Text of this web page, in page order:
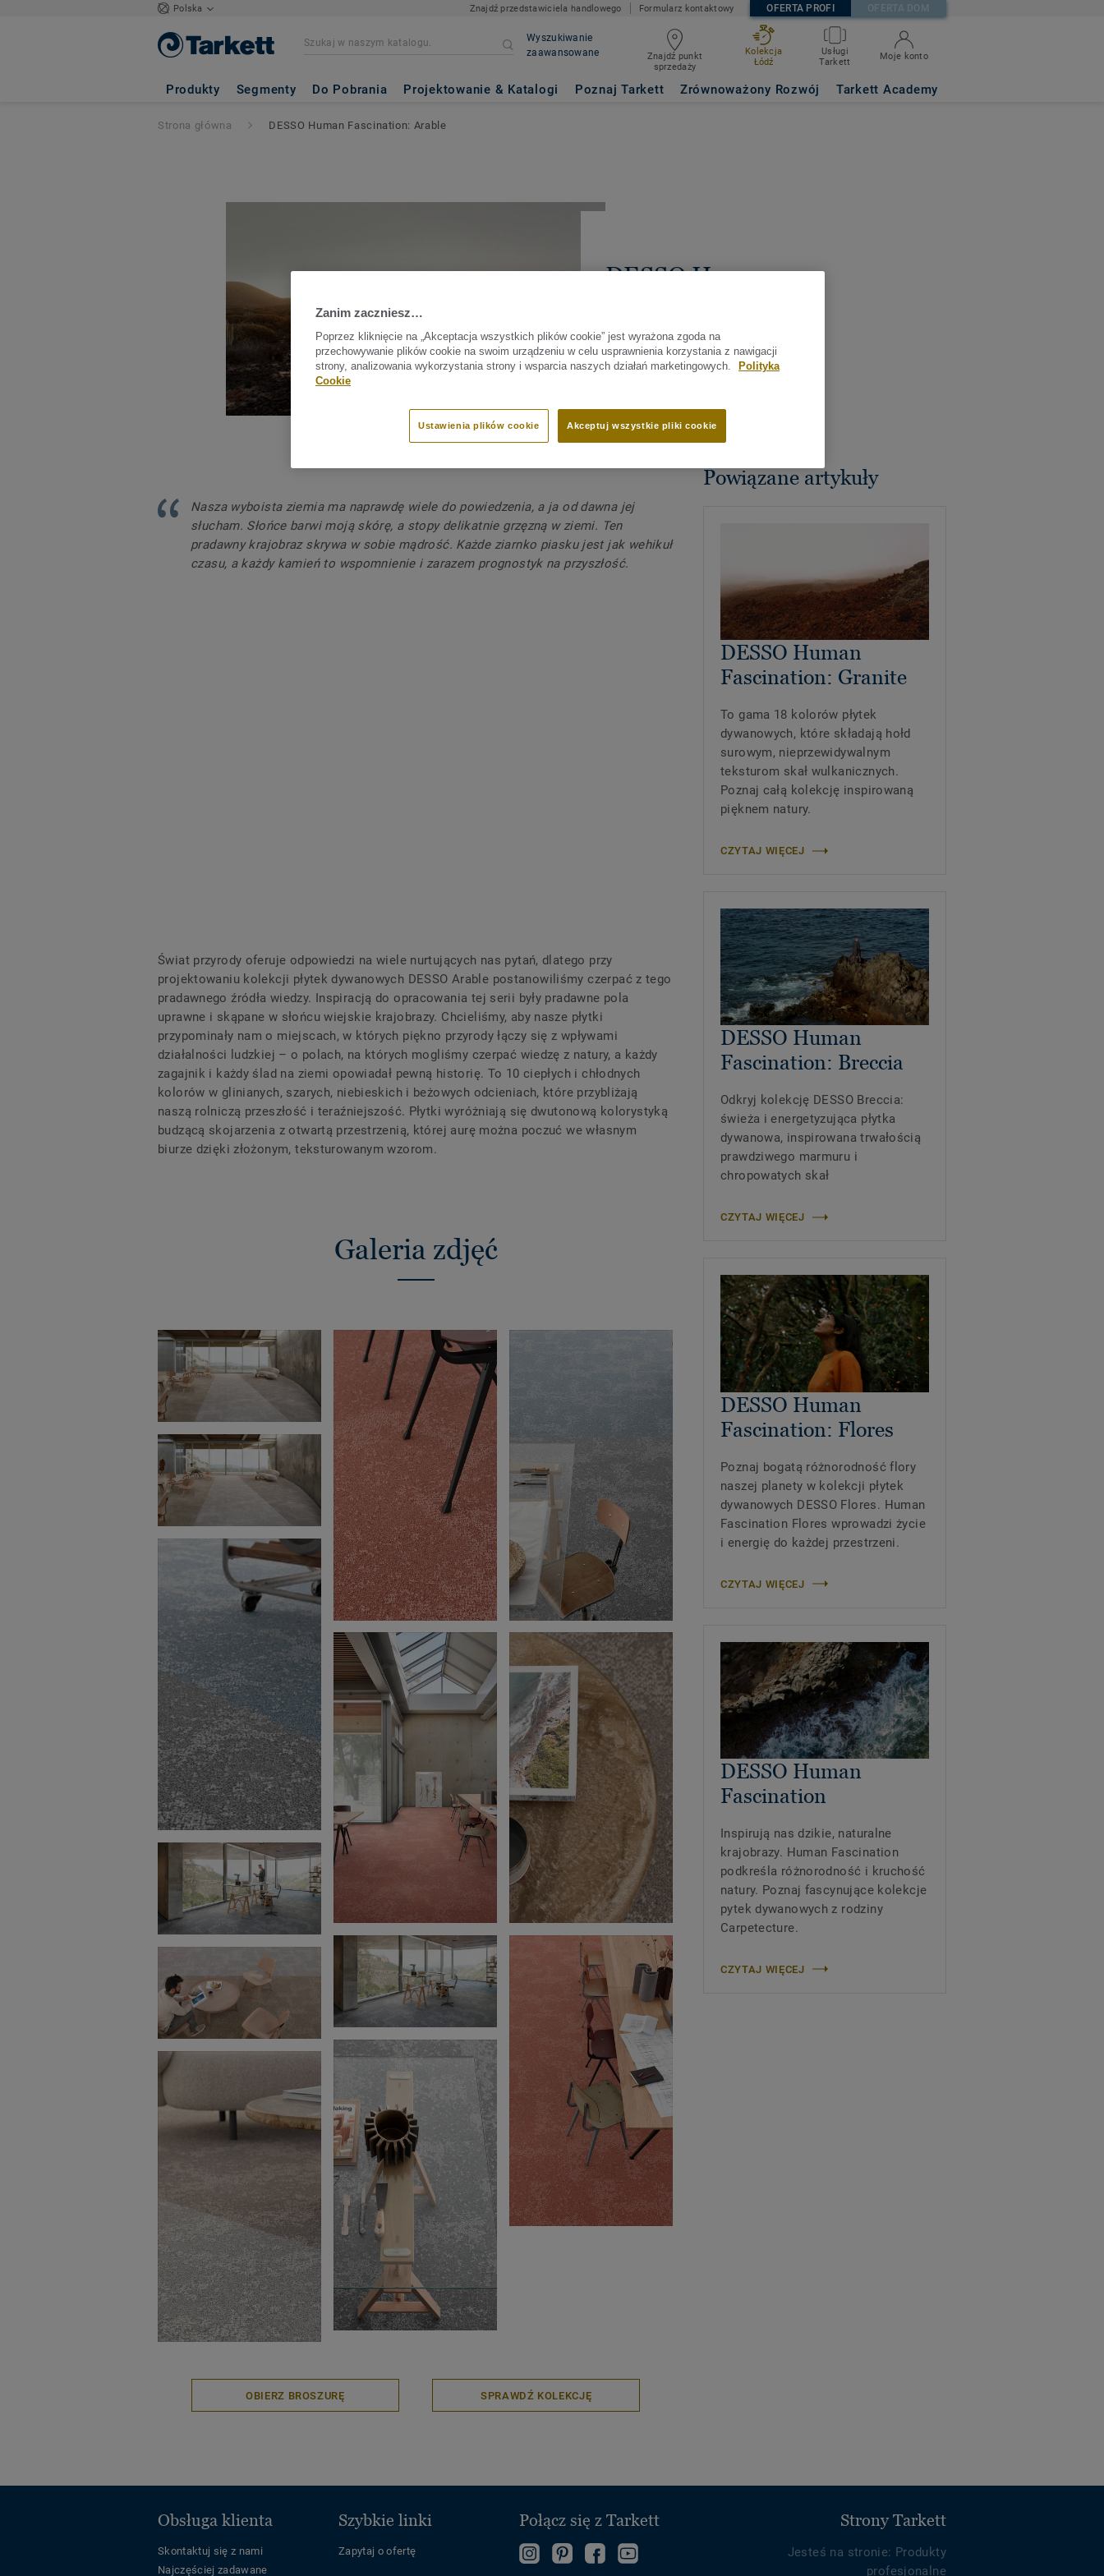
Polska Znajdź przedstawiciela handlowego Formularz kontaktowy OFERTA PROFI OFERTA DOM
Wyszukiwanie
zaawansowane
Znajdź punkt
sprzedaży
Kolekcja
Łódź
Usługi
Tarkett
Moje konto
Produkty Segmenty Do Pobrania Projektowanie & Katalogi Poznaj Tarkett Zrównoważony Rozwój Tarkett Academy
Strona główna DESSO Human Fascination: Arable
DESSO Human
UDOSTĘPNIJ
Nasza wyboista ziemia ma naprawdę wiele do powiedzenia, a ja od dawna jej
słucham. Słońce barwi moją skórę, a stopy delikatnie grzęzną w ziemi. Ten
pradawny krajobraz skrywa w sobie mądrość. Każde ziarnko piasku jest jak wehikuł
czasu, a każdy kamień to wspomnienie i zarazem prognostyk na przyszłość.
Świat przyrody oferuje odpowiedzi na wiele nurtujących nas pytań, dlatego przy
projektowaniu kolekcji płytek dywanowych DESSO Arable postanowiliśmy czerpać z tego
pradawnego źródła wiedzy. Inspiracją do opracowania tej serii były pradawne pola
uprawne i skąpane w słońcu wiejskie krajobrazy. Chcieliśmy, aby nasze płytki
przypominały nam o miejscach, w których piękno przyrody łączy się z wpływami
działalności ludzkiej – o polach, na których mogliśmy czerpać wiedzę z natury, a każdy
zagajnik i każdy ślad na ziemi opowiadał pewną historię. To 10 ciepłych i chłodnych
kolorów w glinianych, szarych, niebieskich i beżowych odcieniach, które przybliżają
naszą rolniczą przeszłość i teraźniejszość. Płytki wyróżniają się dwutonową kolorystyką
budzącą skojarzenia z otwartą przestrzenią, której aurę można poczuć we własnym
biurze dzięki złożonym, teksturowanym wzorom.
Galeria zdjęć
OBIERZ BROSZURĘ SPRAWDŹ KOLEKCJĘ
Powiązane artykuły
DESSO Human
Fascination: Granite
To gama 18 kolorów płytek
dywanowych, które składają hołd
surowym, nieprzewidywalnym
teksturom skał wulkanicznych.
Poznaj całą kolekcję inspirowaną
pięknem natury.
CZYTAJ WIĘCEJ
DESSO Human
Fascination: Breccia
Odkryj kolekcję DESSO Breccia:
świeża i energetyzująca płytka
dywanowa, inspirowana trwałością
prawdziwego marmuru i
chropowatych skał
CZYTAJ WIĘCEJ
DESSO Human
Fascination: Flores
Poznaj bogatą różnorodność flory
naszej planety w kolekcji płytek
dywanowych DESSO Flores. Human
Fascination Flores wprowadzi życie
i energię do każdej przestrzeni.
CZYTAJ WIĘCEJ
DESSO Human
Fascination
Inspirują nas dzikie, naturalne
krajobrazy. Human Fascination
podkreśla różnorodność i kruchość
natury. Poznaj fascynujące kolekcje
pytek dywanowych z rodziny
Carpetecture.
CZYTAJ WIĘCEJ
Obsługa klienta
Skontaktuj się z nami
Najczęściej zadawane
Szybkie linki
Zapytaj o ofertę
Połącz się z Tarkett
Follow Follow Zostań
Strony Tarkett
Jesteś na stronie: Produkty
profesjonalne
Zanim zaczniesz…
Poprzez kliknięcie na „Akceptacja wszystkich plików cookie” jest wyrażona zgoda na
przechowywanie plików cookie na swoim urządzeniu w celu usprawnienia korzystania z nawigacji
strony, analizowania wykorzystania strony i wsparcia naszych działań marketingowych.
Polityka
Cookie
Akceptuj wszystkie pliki cookie
Ustawienia plików cookie